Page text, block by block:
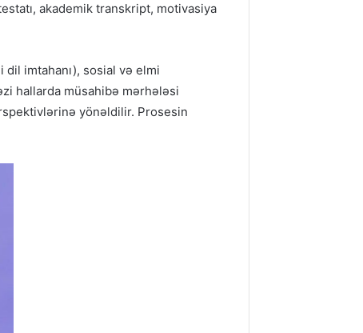
akademik transkript, motivasiya
imtahanı), sosial və elmi
hallarda müsahibə mərhələsi
yönəldilir. Prosesin